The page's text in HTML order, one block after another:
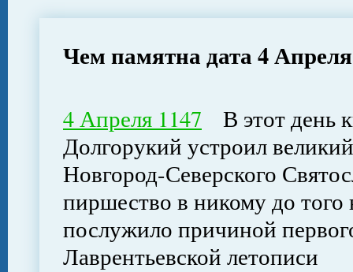
Чем памятна дата 4
4 Апреля 1147 В этот день
Долгорукий устроил
Новгород-Северского
пиршество в никому до
послужило причиной
Лаврентьевской летописи